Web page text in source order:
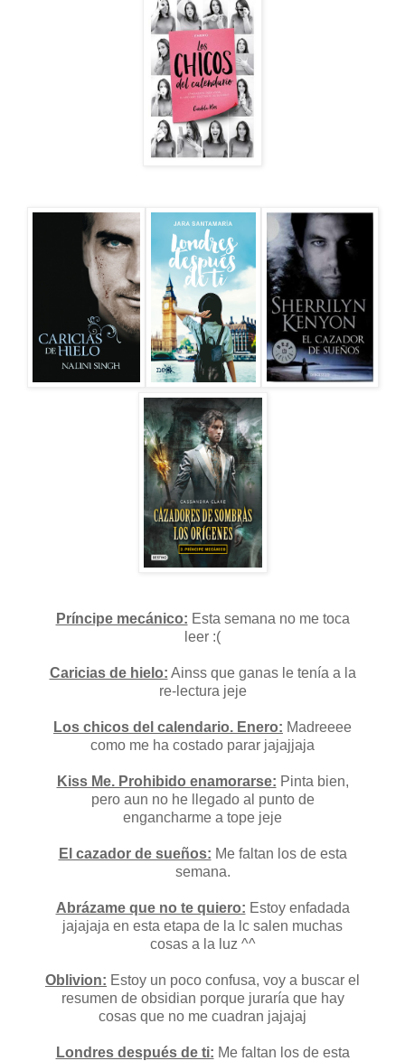
Príncipe mecánico: Esta semana no me toca
leer :(
Caricias de hielo: Ainss que ganas le tenía a la
re-lectura jeje
Los chicos del calendario. Enero: Madreeee
como me ha costado parar jajajjaja
Kiss Me. Prohibido enamorarse: Pinta bien,
pero aun no he llegado al punto de
engancharme a tope jeje
El cazador de sueños: Me faltan los de esta
semana.
Abrázame que no te quiero: Estoy enfadada
jajajaja en esta etapa de la lc salen muchas
cosas a la luz ^^
Oblivion: Estoy un poco confusa, voy a buscar el
resumen de obsidian porque juraría que hay
cosas que no me cuadran jajajaj
Londres después de ti: Me faltan los de esta